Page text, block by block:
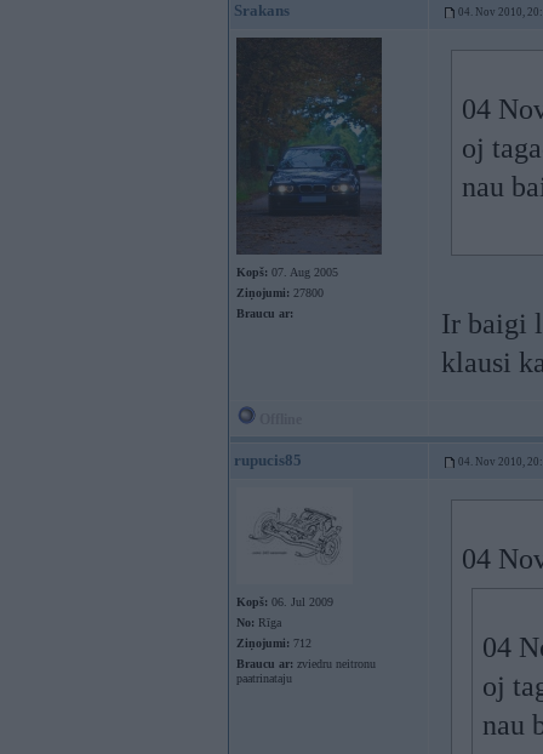
Srakans 04. Nov 2010,
Kopš: 07. Aug 2005
Ziņojumi: 27800
Braucu ar:
04
oj
nau
Ir baigi
klausi
rupucis85 04. Nov 2010,
Kopš: 06. Jul 2009
No: Rīga
Ziņojumi: 712
Braucu ar: zviedru neitronu
paatrinataju
04
04
oj
nau